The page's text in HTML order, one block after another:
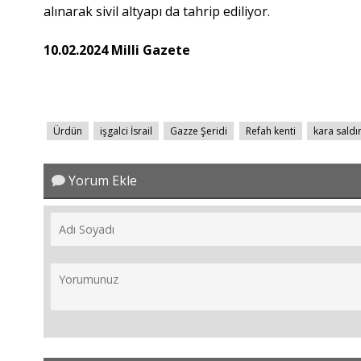
alınarak sivil altyapı da tahrip ediliyor.
10.02.2024 Milli Gazete
Ürdün işgalci İsrail Gazze Şeridi Refah kenti kara
Yorum Ekle